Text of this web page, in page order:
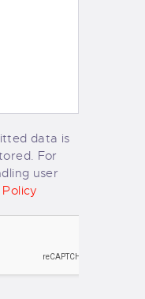
data is
For
user